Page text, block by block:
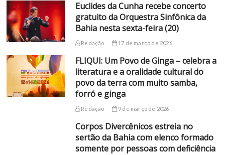
Euclides da Cunha recebe concerto
gratuito da Orquestra Sinfônica da
Bahia nesta sexta-feira (20)
Redação 17 de março de 2026
FLIQUI: Um Povo de Ginga – celebra a
literatura e a oralidade cultural do
povo da terra com muito samba,
forró e ginga
Redação 9 de março de 2026
Corpos Divercênicos estreia no
sertão da Bahia com elenco formado
somente por pessoas com deficiência